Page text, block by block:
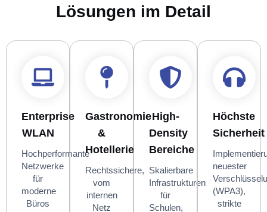
Lösungen im Detail
Enterprise
WLAN
Hochperformante
Netzwerke
für
moderne
Büros
Gastronomie
&
Hotellerie
Rechtssichere,
vom
internen
Netz
High-
Density
Bereiche
Skalierbare
Infrastrukturen
für
Schulen,
Höchste
Sicherheit
neuester
(WPA3),
strikte